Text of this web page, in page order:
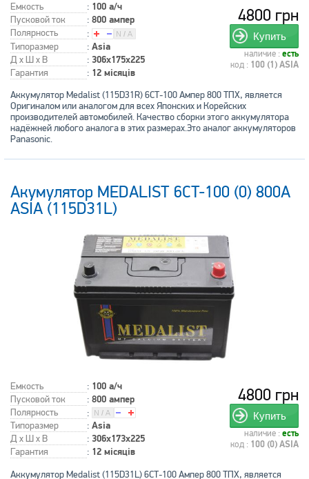
Емкость : 100 а/ч
Пусковой ток : 800 ампер
Полярность
:
Типоразмер
: Asia
Д x Ш x В : 306x175x225
Гарантия : 12 місяців
4800 грн
Купить
наличие : есть
код : 100 (1) ASIA
Аккумулятор Medalist (115D31R) 6СТ-100 Ампер 800 ТПХ, является
Оригиналом или аналогом для всех Японских и Корейских
производителей автомобилей. Качество сборки этого аккумулятора
надёжней любого аналога в этих размерах.Это аналог аккумуляторов
Panasonic.
Акумулятор MEDALIST 6CT-100 (0) 800А
ASIA (115D31L)
Емкость : 100 а/ч
Пусковой ток : 800 ампер
Полярность
:
Типоразмер
: Asia
Д x Ш x В : 306x173x225
Гарантия : 12 місяців
4800 грн
Купить
наличие : есть
код : 100 (0) ASIA
Аккумулятор Medalist (115D31L) 6СТ-100 Ампер 800 ТПХ, является